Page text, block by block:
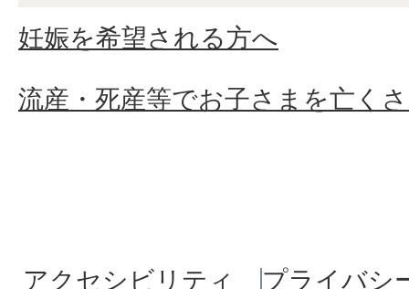
妊娠を希望される方へ
流産・死産等でお子さまを亡く
アクセシビリティ プライバシ